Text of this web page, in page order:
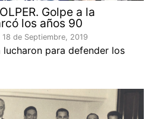
Golpe a la
los años 90
18 de Septiembre, 2019
para defender los